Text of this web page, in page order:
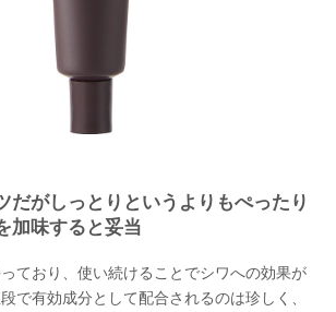
だがしっとりというよりもぺったり
加味すると妥当
ており、使い続けることでシワへの効果が
で有効成分として配合されるのは珍しく、